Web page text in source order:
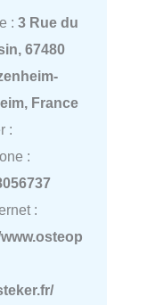
: 3 Rue du
67480
France
:
:
: